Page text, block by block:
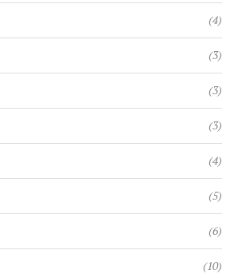
(4)
(3)
(3)
(3)
(4)
(5)
(6)
(10)